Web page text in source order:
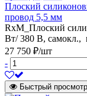
Плоский
провод 5,5 мм
RxM_Плоский
Вт/ 380 В, самокл.,
27 750 ₽/шт
-
Быстрый просмотр